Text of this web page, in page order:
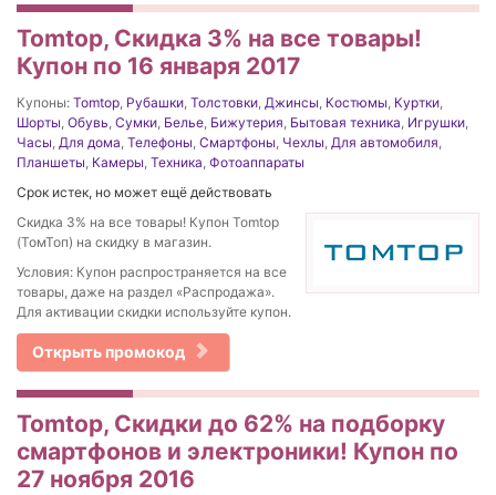
Tomtop, Скидка 3% на все товары!
Купон по 16 января 2017
Купоны: Tomtop, Рубашки, Толстовки, Джинсы, Костюмы, Куртки,
Шорты, Обувь, Сумки, Белье, Бижутерия, Бытовая техника, Игрушки,
Часы, Для дома, Телефоны, Смартфоны, Чехлы, Для автомобиля,
Планшеты, Камеры, Техника, Фотоаппараты
Срок истек, но может ещё действовать
Скидка 3% на все товары! Купон Tomtop
(ТомТоп) на скидку в магазин.
Условия: Купон распространяется на все
товары, даже на раздел «Распродажа».
Для активации скидки используйте купон.
Открыть промокод
Tomtop, Скидки до 62% на подборку
смартфонов и электроники! Купон по
27 ноября 2016